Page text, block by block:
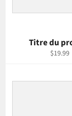
Titre du
$19.99